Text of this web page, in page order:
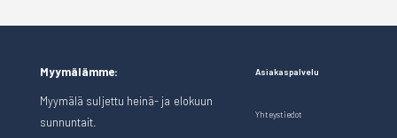
Myymälämme:
Myymälä suljettu heinä- ja elokuun
sunnuntait.
Asiakaspalvelu
Yhteystiedot